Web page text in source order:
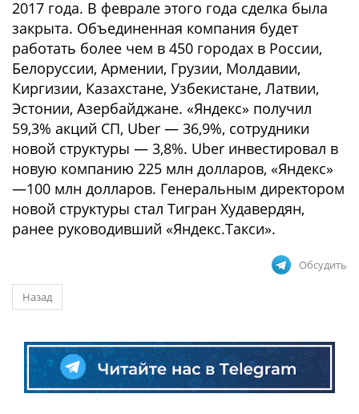
2017 года. В феврале этого года сделка была
закрыта. Объединенная компания будет
работать более чем в 450 городах в России,
Белоруссии, Армении, Грузии, Молдавии,
Киргизии, Казахстане, Узбекистане, Латвии,
Эстонии, Азербайджане. «Яндекс» получил
59,3% акций СП, Uber — 36,9%, сотрудники
новой структуры — 3,8%. Uber инвестировал в
новую компанию 225 млн долларов, «Яндекс»
—100 млн долларов. Генеральным директором
новой структуры стал Тигран Худавердян,
ранее руководивший «Яндекс.Такси».
Обсудить
Назад